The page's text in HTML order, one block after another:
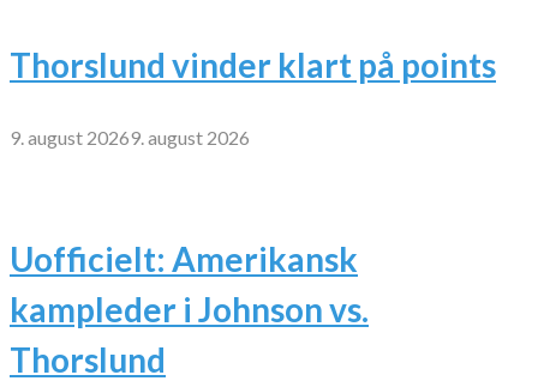
Thorslund vinder klart på points
9. august 20269. august 2026
Uofficielt: Amerikansk
kampleder i Johnson vs.
Thorslund